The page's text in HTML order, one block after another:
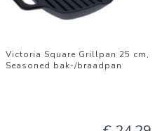
Victoria Square Grillpan 25 cm,
Seasoned bak-/braadpan